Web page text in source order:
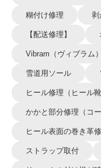
糊付け修理 剥
【配送修理】
Vibram（ヴィブラム）
雪道用ソール
ヒール修理（ヒール
かかと部分修理（コー
ヒール表面の巻き革
ストラップ取付